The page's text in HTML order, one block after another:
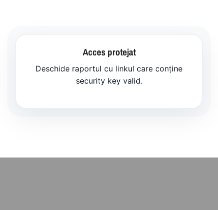
Acces protejat
Deschide raportul cu linkul care conține
security key valid.